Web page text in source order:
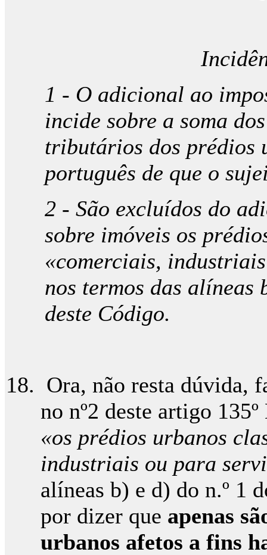
1 - O adicional ao
incide sobre a soma
tributários dos prédios
português de que o
2 - São excluídos do
sobre imóveis os
«comerciais,
nos termos das alíneas
deste Código.
Ora, não resta dúvida,
no nº2 deste artigo
«os prédios urbanos
industriais ou para
alíneas b) e d) do n.º 1
por dizer que apenas
urbanos afetos a fins